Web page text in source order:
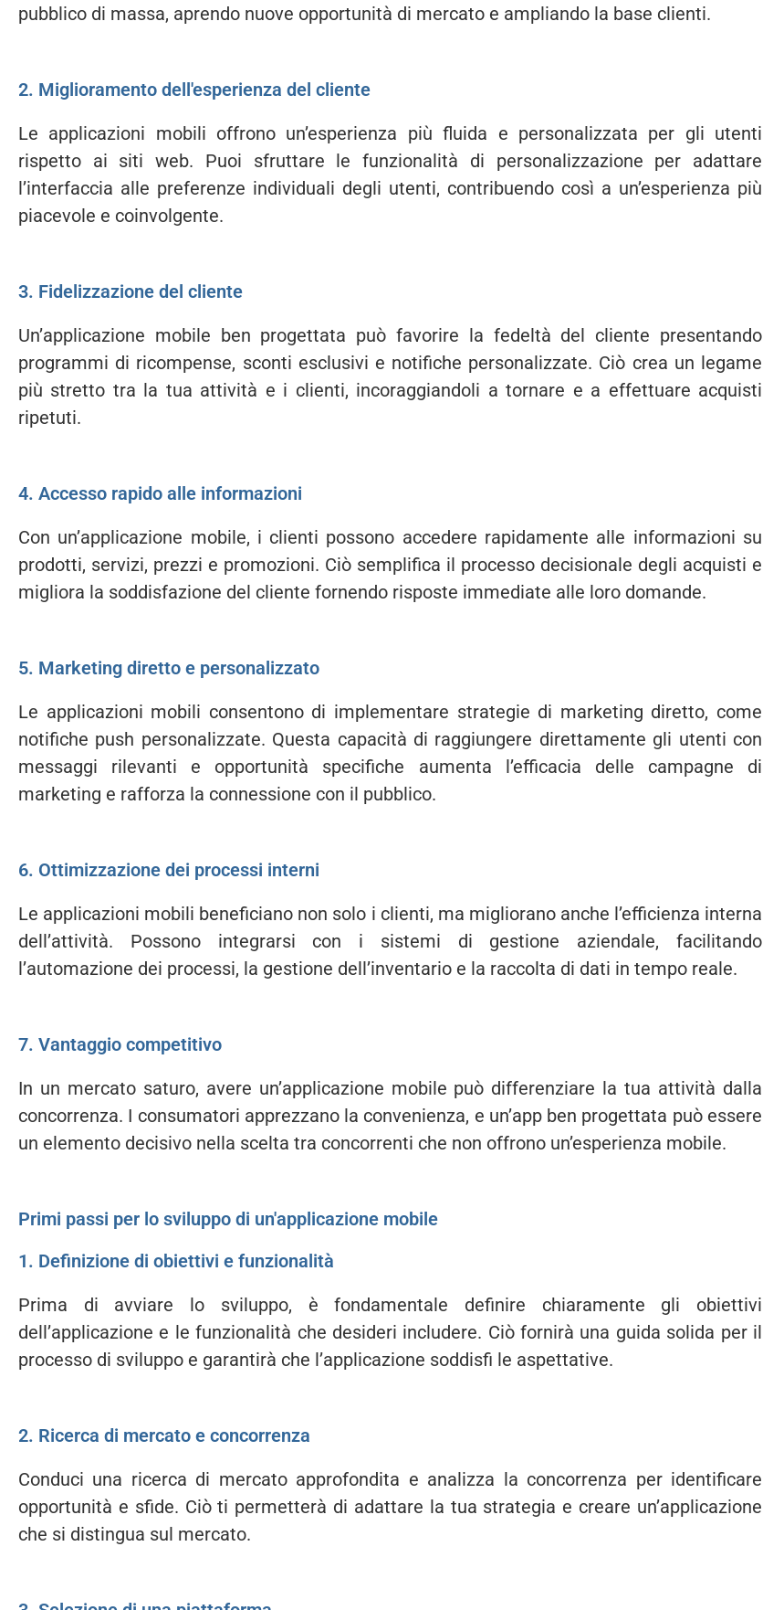
pubblico di massa, aprendo nuove opportunità di mercato e ampliando la base clienti.
2. Miglioramento dell'esperienza del cliente
Le applicazioni mobili offrono un’esperienza più fluida e personalizzata per gli utenti
rispetto ai siti web. Puoi sfruttare le funzionalità di personalizzazione per adattare
l’interfaccia alle preferenze individuali degli utenti, contribuendo così a un’esperienza più
piacevole e coinvolgente.
3. Fidelizzazione del cliente
Un’applicazione mobile ben progettata può favorire la fedeltà del cliente presentando
programmi di ricompense, sconti esclusivi e notifiche personalizzate. Ciò crea un legame
più stretto tra la tua attività e i clienti, incoraggiandoli a tornare e a effettuare acquisti
ripetuti.
4. Accesso rapido alle informazioni
Con un’applicazione mobile, i clienti possono accedere rapidamente alle informazioni su
prodotti, servizi, prezzi e promozioni. Ciò semplifica il processo decisionale degli acquisti e
migliora la soddisfazione del cliente fornendo risposte immediate alle loro domande.
5. Marketing diretto e personalizzato
Le applicazioni mobili consentono di implementare strategie di marketing diretto, come
notifiche push personalizzate. Questa capacità di raggiungere direttamente gli utenti con
messaggi rilevanti e opportunità specifiche aumenta l’efficacia delle campagne di
marketing e rafforza la connessione con il pubblico.
6. Ottimizzazione dei processi interni
Le applicazioni mobili beneficiano non solo i clienti, ma migliorano anche l’efficienza interna
dell’attività. Possono integrarsi con i sistemi di gestione aziendale, facilitando
l’automazione dei processi, la gestione dell’inventario e la raccolta di dati in tempo reale.
7. Vantaggio competitivo
In un mercato saturo, avere un’applicazione mobile può differenziare la tua attività dalla
concorrenza. I consumatori apprezzano la convenienza, e un’app ben progettata può essere
un elemento decisivo nella scelta tra concorrenti che non offrono un’esperienza mobile.
Primi passi per lo sviluppo di un'applicazione mobile
1. Definizione di obiettivi e funzionalità
Prima di avviare lo sviluppo, è fondamentale definire chiaramente gli obiettivi
dell’applicazione e le funzionalità che desideri includere. Ciò fornirà una guida solida per il
processo di sviluppo e garantirà che l’applicazione soddisfi le aspettative.
2. Ricerca di mercato e concorrenza
Conduci una ricerca di mercato approfondita e analizza la concorrenza per identificare
opportunità e sfide. Ciò ti permetterà di adattare la tua strategia e creare un’applicazione
che si distingua sul mercato.